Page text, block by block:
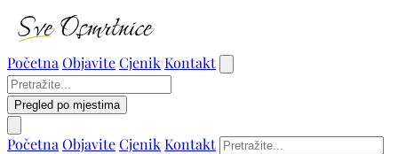
Početna ObjaviteCjenik Kontakt
Pregled po mjestima
Početna ObjaviteCjenik Kontakt